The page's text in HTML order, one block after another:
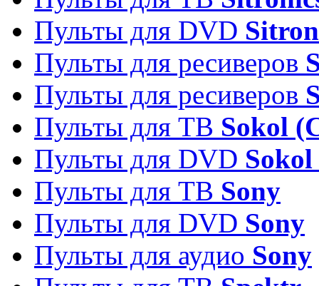
Пульты для DVD
Пульты для ресиверов
Пульты для ресиверов
Пульты для ТВ Sokol
Пульты для DVD
Пульты для ТВ Sony
Пульты для DVD Sony
Пульты для аудио Sony